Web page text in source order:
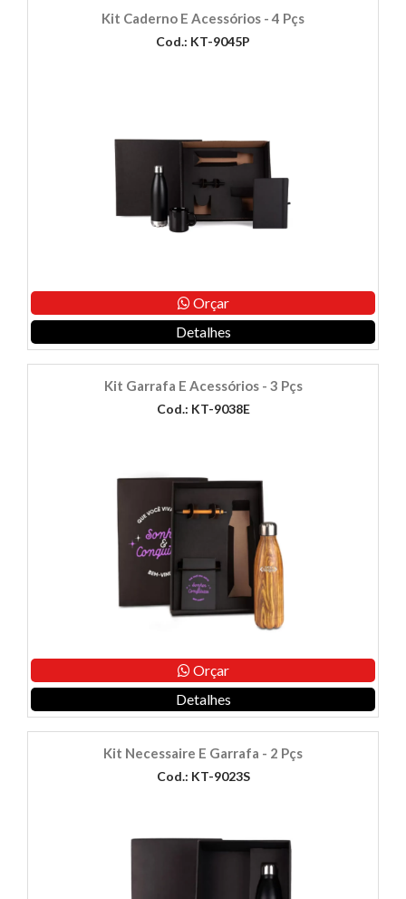
Kit Caderno E Acessórios - 4 Pçs
Cod.: KT-9045P
Orçar
Detalhes
Kit Garrafa E Acessórios - 3 Pçs
Cod.: KT-9038E
Orçar
Detalhes
Kit Necessaire E Garrafa - 2 Pçs
Cod.: KT-9023S